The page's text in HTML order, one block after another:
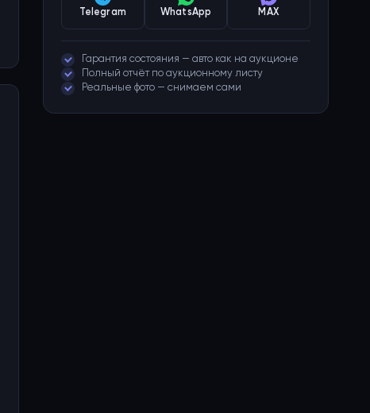
Telegram WhatsApp MAX
Гарантия состояния — авто как на аукционе
Полный отчёт по аукционному листу
Реальные фото — снимаем сами